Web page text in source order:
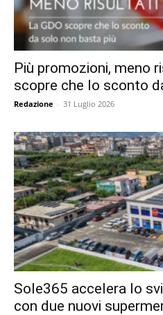
Più promozioni, meno
scopre che lo sconto
Redazione - 31 Luglio 2026
Sole365 accelera lo
con due nuovi